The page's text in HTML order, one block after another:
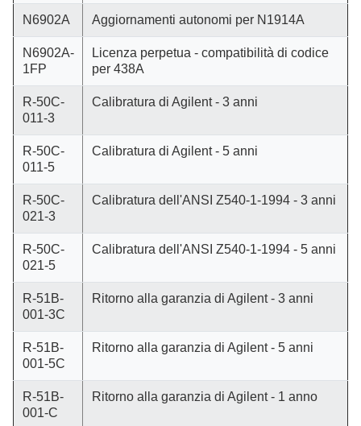
N6902A Aggiornamenti autonomi per N1914A
N6902A-
1FP
Licenza perpetua - compatibilità di codice
per 438A
R-50C-
011-3
Calibratura di Agilent - 3 anni
R-50C-
011-5
Calibratura di Agilent - 5 anni
R-50C-
021-3
Calibratura dell'ANSI Z540-1-1994 - 3 anni
R-50C-
021-5
Calibratura dell'ANSI Z540-1-1994 - 5 anni
R-51B-
001-3C
Ritorno alla garanzia di Agilent - 3 anni
R-51B-
001-5C
Ritorno alla garanzia di Agilent - 5 anni
R-51B-
001-C
Ritorno alla garanzia di Agilent - 1 anno